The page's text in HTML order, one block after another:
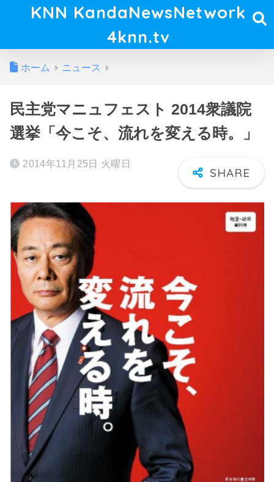
KNN KandaNewsNetwork
4knn.tv
ホーム ニュース
民主党マニュフェスト 2014衆議院
選挙「今こそ、流れを変える時。」
2014年11月25日 火曜日